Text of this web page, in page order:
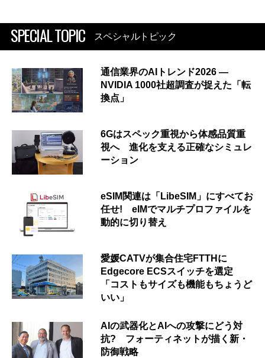
SPECIAL TOPIC スペシャルトピック
通信業界のAIトレンド2026 ―
NVIDIA 1000社超調査が捉えた「転
換点」
6Gはスペック重視から体感品質重
視へ 進化を支える正確なシミュレ
ーション
eSIM関連は「LibeSIM」にすべてお
任せ! eIMでマルチプロファイルを
動的に切り替え
愛媛CATVが集合住宅FTTHに
Edgecore ECSスイッチを選定
「コストもサイズも機能もちょうど
いい」
AIの武器化とAIへの攻撃にどう対
抗? フォーティネットが描く新・
防御戦略